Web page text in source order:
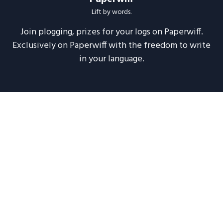
Lift by words.
Join plogging, prizes for your logs on Paperwiff.
Exclusively on Paperwiff with the freedom to write
in your language.